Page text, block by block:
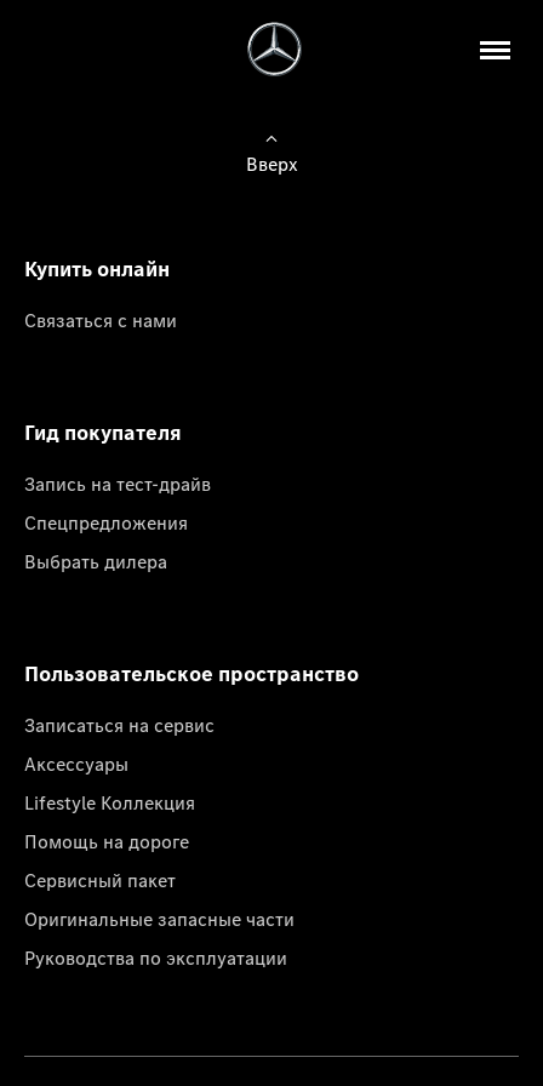
Вверх
Купить онлайн
Связаться с нами
Гид покупателя
Запись на тест-драйв
Спецпредложения
Выбрать дилера
Пользовательское пространство
Записаться на сервис
Аксессуары
Lifestyle Коллекция
Помощь на дороге
Сервисный пакет
Оригинальные запасные части
Руководства по эксплуатации